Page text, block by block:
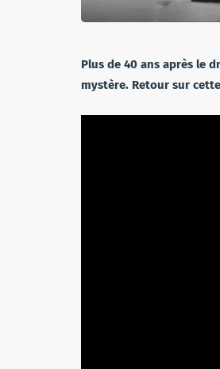
Plus de 40 ans après le
mystère. Retour sur